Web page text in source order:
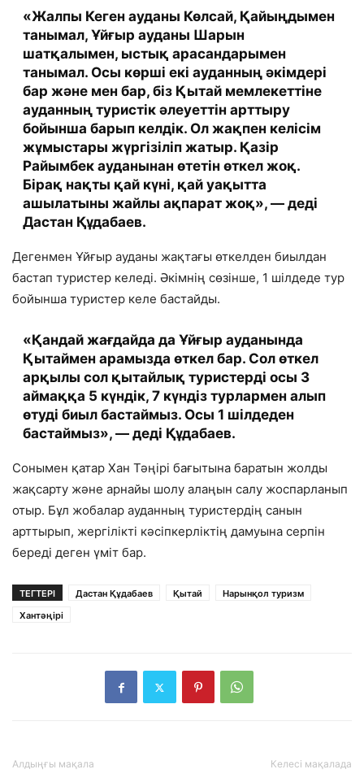
«Жалпы Кеген ауданы Көлсай, Қайыңдымен
танымал, Ұйғыр ауданы Шарын
шатқалымен, ыстық арасандарымен
танымал. Осы көрші екі ауданның әкімдері
бар және мен бар, біз Қытай мемлекеттіне
ауданның туристік әлеуеттін арттыру
бойынша барып келдік. Ол жақпен келісім
жұмыстары жүргізіліп жатыр. Қазір
Райымбек ауданынан өтетін өткел жоқ.
Бірақ нақты қай күні, қай уақытта
ашылатыны жайлы ақпарат жоқ», — деді
Дастан Құдабаев.
Дегенмен Ұйғыр ауданы жақтағы өткелден биылдан
бастап туристер келеді. Әкімнің сөзінше, 1 шілдеде тур
бойынша туристер келе бастайды.
«Қандай жағдайда да Ұйғыр ауданында
Қытаймен арамызда өткел бар. Сол өткел
арқылы сол қытайлық туристерді осы 3
аймаққа 5 күндік, 7 күндіз турлармен алып
өтуді биыл бастаймыз. Осы 1 шілдеден
бастаймыз», — деді Құдабаев.
Сонымен қатар Хан Тәңірі бағытына баратын жолды
жақсарту және арнайы шолу алаңын салу жоспарланып
отыр. Бұл жобалар ауданның туристердің санын
арттырып, жергілікті кәсіпкерліктің дамуына серпін
береді деген үміт бар.
ТЕГТЕРІ Дастан Құдабаев Қытай
Нарынқол туризм
Хантәңірі
Алдыңғы мақала Келесі мақалада